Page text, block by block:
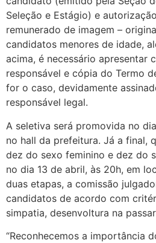
Seleção e Estágio) e
remunerado de imagem –
candidatos menores de idade,
acima, é necessário apresentar
responsável e cópia do Termo
for o caso, devidamente
responsável legal.
A seletiva será promovida no
no hall da prefeitura. Já a final,
dez do sexo feminino e dez do
no dia 13 de abril, às 20h, em
duas etapas, a comissão
candidatos de acordo com
simpatia, desenvoltura na
“Reconhecemos a importância